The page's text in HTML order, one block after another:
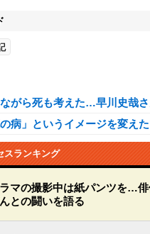
がら死も考えた…早川史哉
の病」というイメージを変え
スランキング
ラマの撮影中は紙パンツを…
との闘いを語る